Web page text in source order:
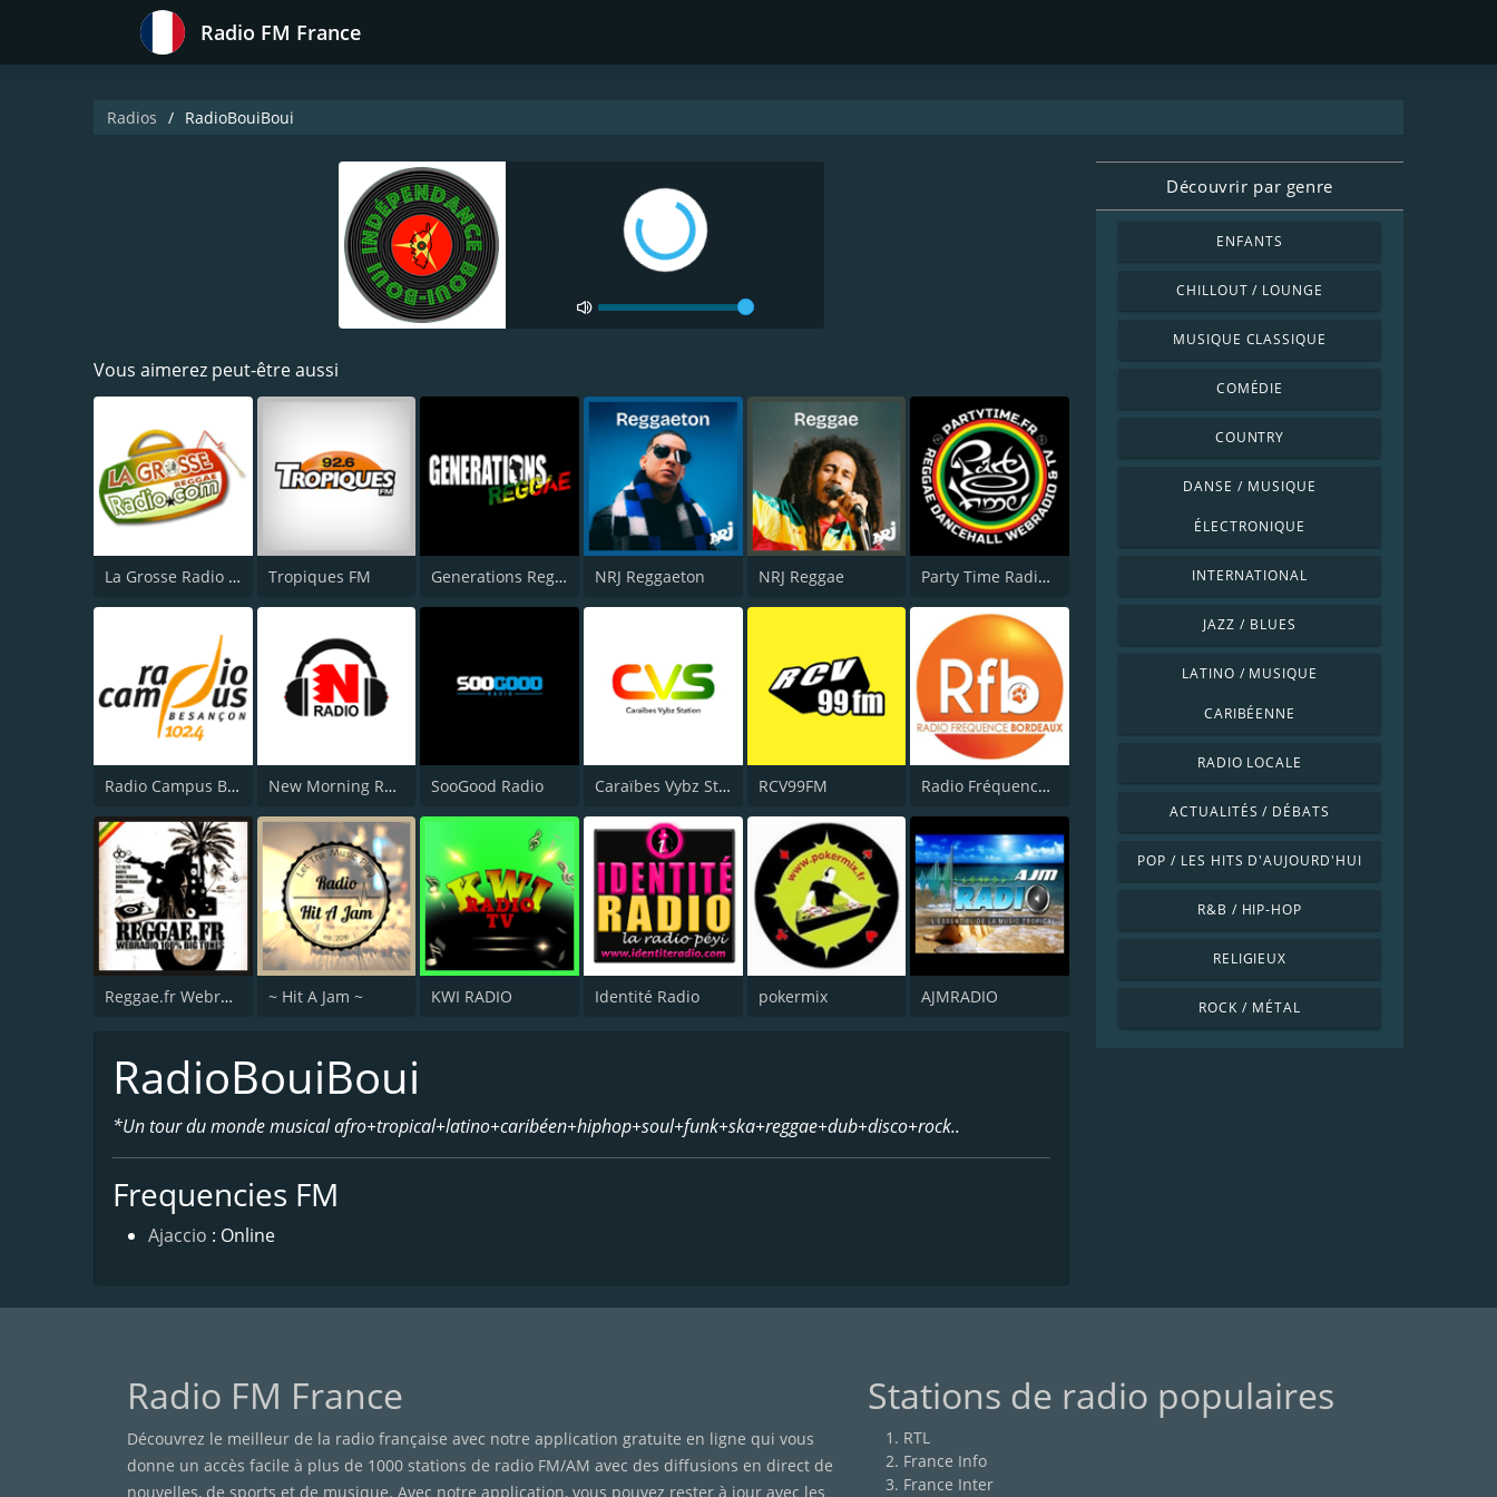
Radio FM France
Radios RadioBouiBoui
Vous aimerez peut-être aussi
La Grosse Radio Reggae Tropiques FM Generations Reggae NRJ Reggaeton NRJ Reggae Party Time Radio Reggae
Radio Campus Besançon New Morning Radio SooGood Radio Caraïbes Vybz Station RCV99FM Radio Fréquence Bordeaux
Reggae.fr Webradio ~ Hit A Jam ~ KWI RADIO Identité Radio pokermix AJMRADIO
RadioBouiBoui
*Un tour du monde musical afro+tropical+latino+caribéen+hiphop+soul+funk+ska+reggae+dub+disco+rock..
Frequencies FM
Ajaccio : Online
Découvrir par genre
ENFANTS
CHILLOUT / LOUNGE
MUSIQUE CLASSIQUE
COMÉDIE
COUNTRY
DANSE / MUSIQUE
ÉLECTRONIQUE
INTERNATIONAL
JAZZ / BLUES
LATINO / MUSIQUE
CARIBÉENNE
RADIO LOCALE
ACTUALITÉS / DÉBATS
POP / LES HITS D'AUJOURD'HUI
R&B / HIP-HOP
RELIGIEUX
ROCK / MÉTAL
Radio FM France
Découvrez le meilleur de la radio française avec notre application gratuite en ligne qui vous
donne un accès facile à plus de 1000 stations de radio FM/AM avec des diffusions en direct de
nouvelles, de sports et de musique. Avec notre application, vous pouvez rester à jour avec les
Stations de radio populaires
RTL
France Info
France Inter